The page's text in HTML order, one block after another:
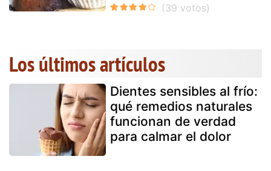
Los últimos artículos
Dientes sensibles al frío:
qué remedios naturales
funcionan de verdad
para calmar el dolor